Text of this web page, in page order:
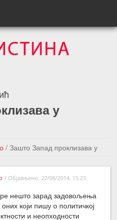
у
/ Зашто Запад проклизава у
вест
Следећа вест →
/ Објављено: 22/08/2014, 15:23
нешто зарад задовољења
оних који пишу о политичкој
и неопходности